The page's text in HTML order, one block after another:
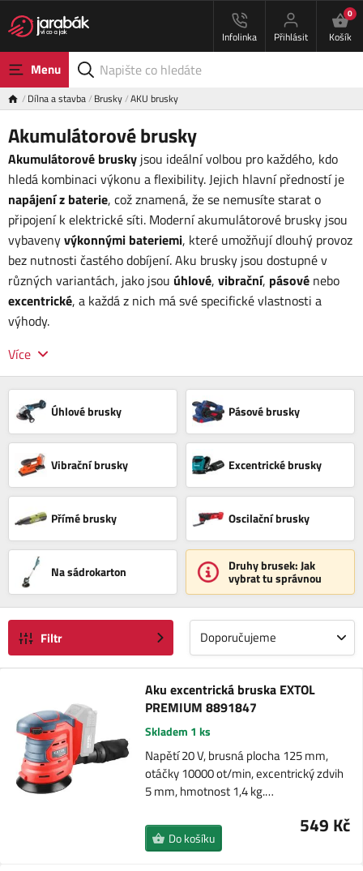
Infolinka Přihlásit
0
Košík
Menu
Dílna a stavba Brusky AKU brusky
Akumulátorové brusky
Akumulátorové brusky jsou ideální volbou pro každého, kdo
hledá kombinaci výkonu a flexibility. Jejich hlavní předností je
napájení z baterie, což znamená, že se nemusíte starat o
připojení k elektrické síti. Moderní akumulátorové brusky jsou
vybavenyvýkonnými bateriemi, které umožňují dlouhý provoz
bez nutnosti častého dobíjení. Aku brusky jsou dostupné v
různých variantách, jako jsou úhlové, vibrační, pásové nebo
excentrické, a každá z nich má své specifické vlastnosti a
výhody.
Více
Úhlové brusky Pásové brusky
Vibrační brusky Excentrické brusky
Přímé brusky Oscilační brusky
Na sádrokarton Druhy brusek: Jak
vybrat tu správnou
Filtr Doporučujeme
Aku excentrická bruska EXTOL
PREMIUM 8891847
Skladem 1 ks
Napětí 20 V, brusná plocha 125 mm,
otáčky 10000 ot/min, excentrický zdvih
5 mm, hmotnost 1,4 kg.…
549 Kč
Do košíku